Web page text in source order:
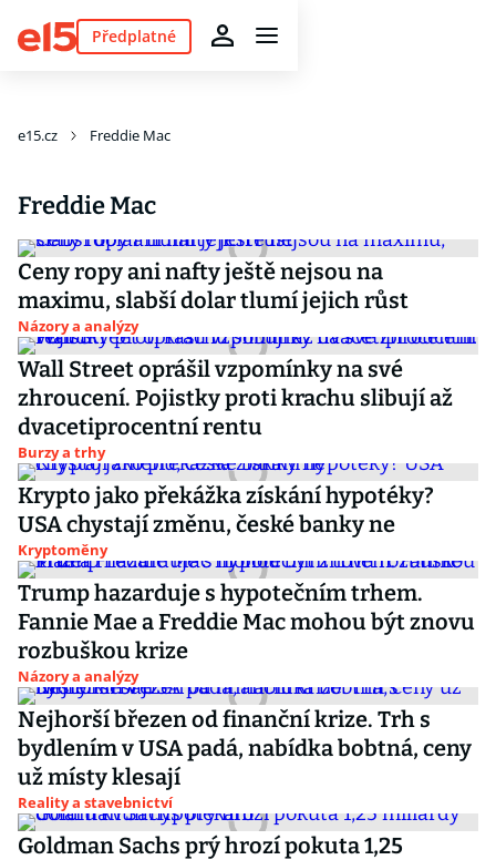
Předplatné
e15.cz Freddie Mac
Freddie Mac
Ceny ropy ani nafty ještě nejsou na
maximu, slabší dolar tlumí jejich růst
Názory a analýzy
Wall Street oprášil vzpomínky na své
zhroucení. Pojistky proti krachu slibují až
dvacetiprocentní rentu
Burzy a trhy
Krypto jako překážka získání hypotéky?
USA chystají změnu, české banky ne
Kryptoměny
Trump hazarduje s hypotečním trhem.
Fannie Mae a Freddie Mac mohou být znovu
rozbuškou krize
Názory a analýzy
Nejhorší březen od finanční krize. Trh s
bydlením v USA padá, nabídka bobtná, ceny
už místy klesají
Reality a stavebnictví
Goldman Sachs prý hrozí pokuta 1,25